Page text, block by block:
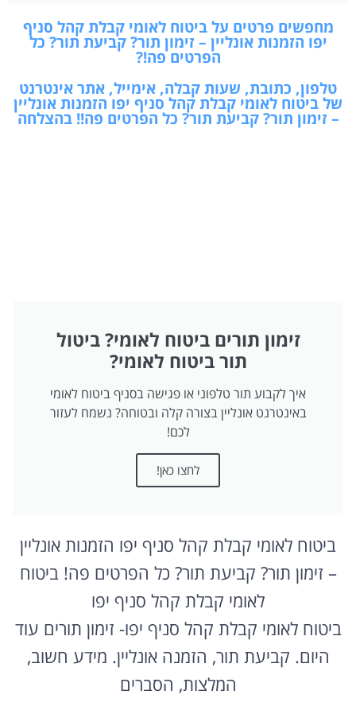
מחפשים פרטים על ביטוח לאומי קבלת קהל סניף
יפו הזמנות אונליין – זימון תור? קביעת תור? כל
הפרטים פה!?
טלפון, כתובת, שעות קבלה, אימייל, אתר אינטרנט
של ביטוח לאומי קבלת קהל סניף יפו הזמנות אונליין
– זימון תור? קביעת תור? כל הפרטים פה!! בהצלחה
זימון תורים ביטוח לאומי? ביטול
תור ביטוח לאומי?
איך לקבוע תור טלפוני או פגישה בסניף ביטוח לאומי
באינטרנט אונליין בצורה קלה ובטוחה? נשמח לעזור
לכם!
לחצו כאן!
ביטוח לאומי קבלת קהל סניף יפו הזמנות אונליין
– זימון תור? קביעת תור? כל הפרטים פה! ביטוח
לאומי קבלת קהל סניף יפו
ביטוח לאומי קבלת קהל סניף יפו- זימון תורים עוד
היום. קביעת תור, הזמנה אונליין. מידע חשוב,
המלצות, הסברים